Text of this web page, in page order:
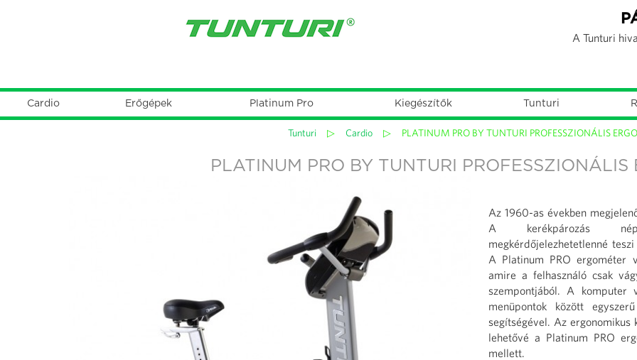
A Tunturi
Főmenü
Cardio Erőgépek Platinum Pro Kiegészítők Tunturi
Tunturi ▷ Cardio ▷ PLATINUM PRO BY TUNTURI PROFESSZIONÁLIS
PLATINUM PRO BY TUNTURI PROFESSZIONÁLIS
Az 1960-as években
A kerékpározás
megkérdőjelezhetetlenné
A Platinum PRO ergométer
amire a felhasználó csak
szempontjából. A komputer
menüpontok között
segítségével. Az ergonomikus
lehetővé a Platinum PRO
mellett.